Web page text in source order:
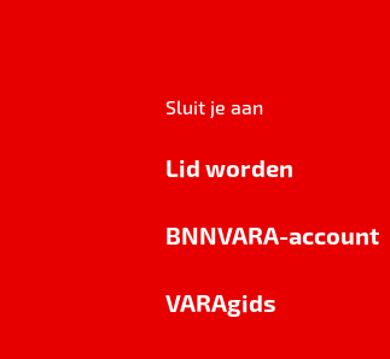
Sluit je aan
Lid worden
BNNVARA-account
VARAgids